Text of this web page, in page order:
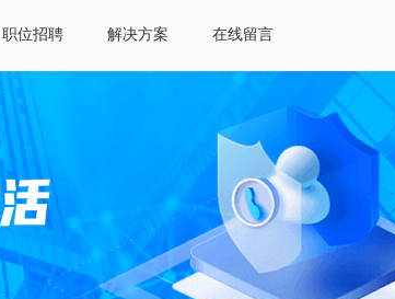
职位招聘 解决方案 在线留言